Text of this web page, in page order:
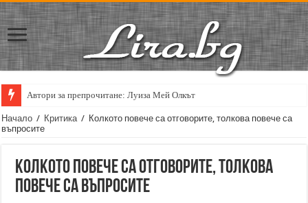
Автори за препрочитане: Луиза Мей Олкът
Начало / Критика / Колкото повече са отговорите, толкова повече са
въпросите
Колкото повече са отговорите, толкова
повече са въпросите